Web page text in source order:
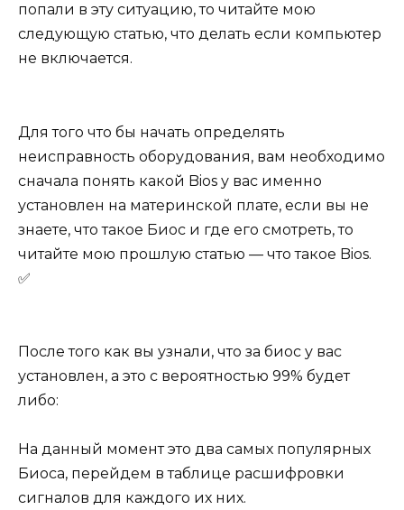
попали в эту ситуацию, то читайте мою
следующую статью, что делать если компьютер
не включается.
Для того что бы начать определять
неисправность оборудования, вам необходимо
сначала понять какой Bios у вас именно
установлен на материнской плате, если вы не
знаете, что такое Биос и где его смотреть, то
читайте мою прошлую статью — что такое Bios.
✅
После того как вы узнали, что за биос у вас
установлен, а это с вероятностью 99% будет
либо:
На данный момент это два самых популярных
Биоса, перейдем в таблице расшифровки
сигналов для каждого их них.